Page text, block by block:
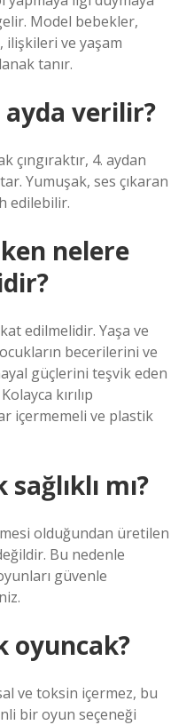
Model bebekler,
ilişkileri ve yaşam
tanır.
ayda verilir?
çıngıraktır, 4. aydan
Yumuşak, ses çıkaran
edilebilir.
nelere
edilmelidir. Yaşa ve
becerilerini ve
güçlerini teşvik eden
kırılıp
içermemeli ve plastik
mı?
olduğundan üretilen
Bu nedenle
güvenle
oyuncak?
ve toksin içermez, bu
bir oyun seçeneği